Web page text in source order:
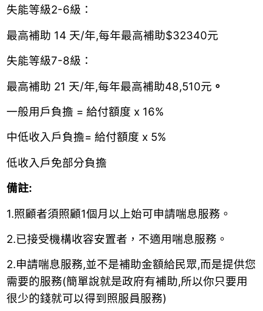
失能等級2-6級：
最高補助 14 天/年,每年最高補助$32340元
失能等級7-8級：
最高補助 21 天/年,每年最高補助48,510元 。
一般用戶負擔 = 給付額度 x 16%
中低收入戶負擔= 給付額度 x 5%
低收入戶免部分負擔
備註:
1.照顧者須照顧1個月以上始可申請喘息服務。
2.已接受機構收容安置者，不適用喘息服務。
2.申請喘息服務,並不是補助金額給民眾,而是提供您
需要的服務(簡單說就是政府有補助,所以你只要用
很少的錢就可以得到照服員服務)